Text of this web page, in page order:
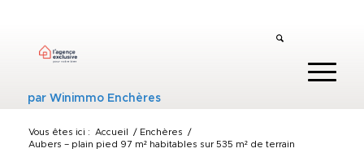
parWinimmo Enchères
Vous êtes ici : Accueil / Enchères
/
Aubers – plain pied 97 m² habitables sur 535 m² de terrain